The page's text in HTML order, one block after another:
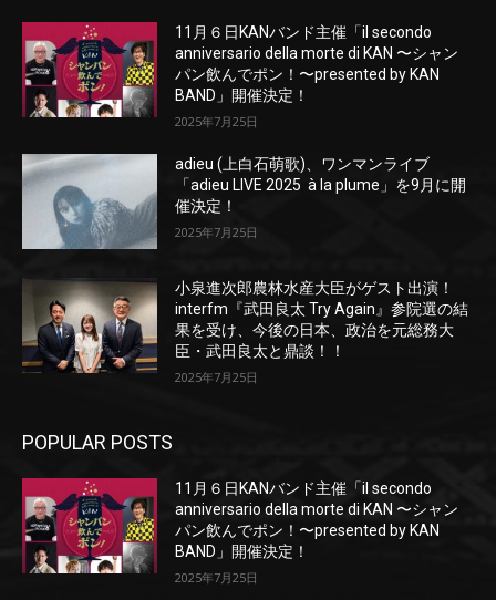
11月６日KANバンド主催「il secondo
anniversario della morte di KAN 〜シャン
パン飲んでポン！〜presented by KAN
BAND」開催決定！
2025年7月25日
adieu (上白石萌歌)、ワンマンライブ
「adieu LIVE 2025 à la plume」を9月に開
催決定！
2025年7月25日
小泉進次郎農林水産大臣がゲスト出演！
interfm『武田良太 Try Again』参院選の結
果を受け、今後の日本、政治を元総務大
臣・武田良太と鼎談！！
2025年7月25日
POPULAR POSTS
11月６日KANバンド主催「il secondo
anniversario della morte di KAN 〜シャン
パン飲んでポン！〜presented by KAN
BAND」開催決定！
2025年7月25日